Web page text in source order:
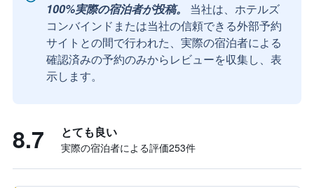
100%実際の宿泊者が投稿。
当社は、ホテルズ
コンバインドまたは当社の信頼できる外部予約
サイトとの間で行われた、実際の宿泊者による
確認済みの予約のみからレビューを収集し、表
示します。
8.7 とても良い
実際の宿泊者による評価253​件